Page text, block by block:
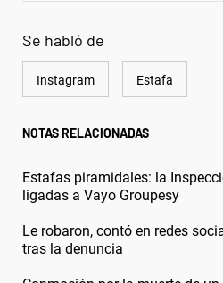
Se habló de
Instagram Estafa
NOTAS RELACIONADAS
Estafas piramidales: la
ligadas a Vayo Groupesy
Le robaron, contó en redes
tras la denuncia